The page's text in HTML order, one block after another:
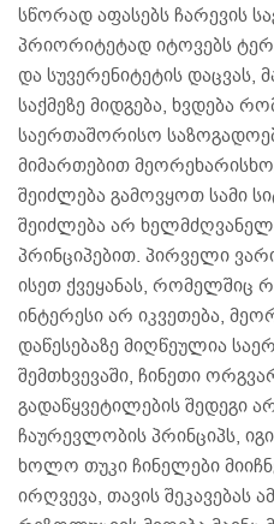
სწორად აფასებს ჩარევის
პრიორიტეტად იტოვებს
და სუვერენიტეტის დაცვას,
საქმეზე მიდგება, ხვდება
საერთაშორისო
მიმართებით
შეიძლება გამოვყოთ სამი
შეიძლება არ
პრინციპებით. პირველი
ისეთ ქვეყანას, რომელშიც
ინტერესი არ იკვეთება,
დაწესებაზე მიღწეულია
შემთხვევაში, ჩინეთი
გადაწყვეტილების შედეგი
ჩაურევლობის პრინციპს,
ხოლო თუკი ჩინელები
ირღვევა, თავის შეკავებას